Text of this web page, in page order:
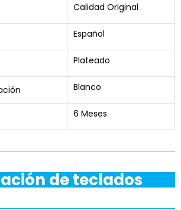
Calidad Original
Español
Plateado
Blanco
6 Meses
de teclados